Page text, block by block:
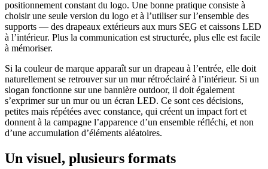
positionnement constant du logo. Une bonne pratique consiste à
choisir une seule version du logo et à l’utiliser sur l’ensemble des
supports — des drapeaux extérieurs aux murs SEG et caissons LED
à l’intérieur. Plus la communication est structurée, plus elle est facile
à mémoriser.
Si la couleur de marque apparaît sur un drapeau à l’entrée, elle doit
naturellement se retrouver sur un mur rétroéclairé à l’intérieur. Si un
slogan fonctionne sur une bannière outdoor, il doit également
s’exprimer sur un mur ou un écran LED. Ce sont ces décisions,
petites mais répétées avec constance, qui créent un impact fort et
donnent à la campagne l’apparence d’un ensemble réfléchi, et non
d’une accumulation d’éléments aléatoires.
Un visuel, plusieurs formats